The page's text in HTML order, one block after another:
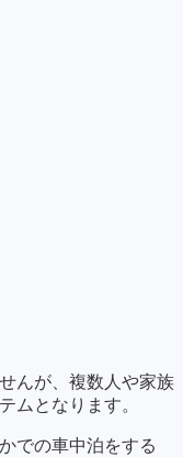
んが、複数人や家族
ムとなります。
での車中泊をする